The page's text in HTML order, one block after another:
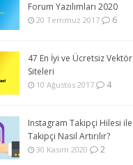
Forum Yazılımları 2020
20 Temmuz 2017 6
47 En İyi ve Ücretsiz Vektör
Siteleri
10 Ağustos 2017 4
Instagram Takipçi Hilesi ile
Takipçi Nasıl Artırılır?
30 Kasım 2020 2